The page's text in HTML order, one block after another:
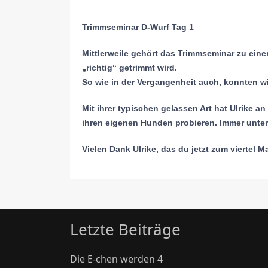
Trimmseminar D-Wurf Tag 1
Mittlerweile gehört das Trimmseminar zu
„richtig“ getrimmt wird.
So wie in der Vergangenheit auch, konnten
Mit ihrer typischen gelassen Art hat Ulrike
ihren eigenen Hunden probieren. Immer
Vielen Dank Ulrike, das du jetzt zum viertel
Letzte Beiträge
Die E-chen werden 4